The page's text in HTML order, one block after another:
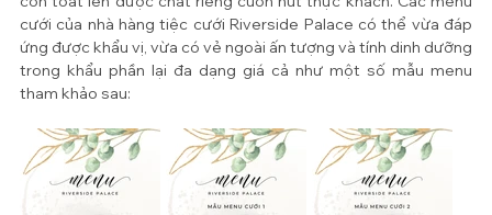
cưới của nhà hàng tiệc cưới Riverside Palace có thể vừa đáp
ứng được khẩu vị, vừa có vẻ ngoài ấn tượng và tính dinh dưỡng
trong khẩu phần lại đa dạng giá cả như một số mẫu menu
tham khảo sau: